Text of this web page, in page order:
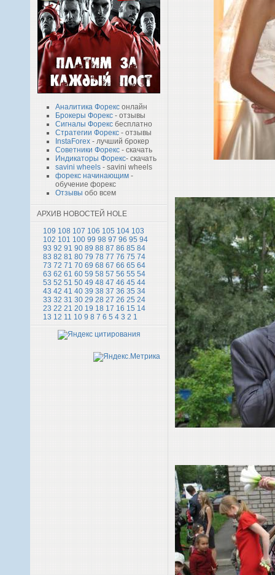
Аналитика Форекс онлайн
Брокеры Форекс - отзывы
Сигналы Форекс бесплатно
Стратегии Форекс - отзывы
InstaForex - лучший брокер
Советники Форекс - скачать
Индикаторы Форекс- скачать
savini wheels - savini wheels
форекс начинающим -
обучение форекс
Отзывы обо всем
АРХИВ НОВОСТЕЙ HOLE
109 108 107 106 105 104 103
102 101 100 99 98 97 96 95 94
93 92 91 90 89 88 87 86 85 84
83 82 81 80 79 78 77 76 75 74
73 72 71 70 69 68 67 66 65 64
63 62 61 60 59 58 57 56 55 54
53 52 51 50 49 48 47 46 45 44
43 42 41 40 39 38 37 36 35 34
33 32 31 30 29 28 27 26 25 24
23 22 21 20 19 18 17 16 15 14
13 12 11 10 9 8 7 6 5 4 3 2 1